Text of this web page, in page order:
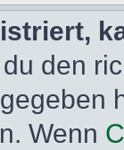
den
Wenn